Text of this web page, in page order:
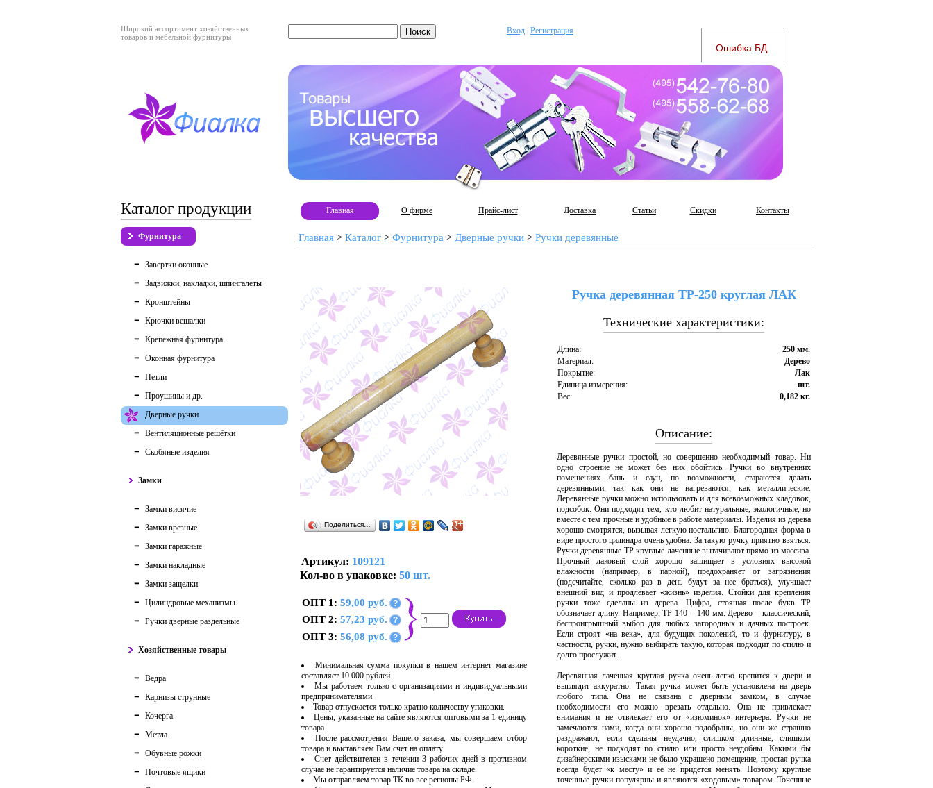
Широкий ассортимент хозяйственных
товаров и мебельной фурнитуры
Вход Регистрация
Каталог продукции
Фурнитура
Завертки оконные
Задвижки, накладки, шпингалеты
Кронштейны
Крючки вешалки
Крепежная фурнитура
Оконная фурнитура
Петли
Проушины и др.
Дверные ручки
Вентиляционные решётки
Скобяные изделия
Замки
Замки висячие
Замки врезные
Замки гаражные
Замки накладные
Замки защелки
Цилиндровые механизмы
Ручки дверные раздельные
Хозяйственные товары
Ведра
Карнизы струнные
Кочерга
Метла
Обувные рожки
Почтовые ящики
Главная О фирме Прайс-лист Доставка Статьи Скидки Контакты
Главная > Каталог > Фурнитура > Дверные ручки > Ручки деревянные
Поделиться…
Артикул: 109121
Кол-во в упаковке: 50 шт.
ОПТ 1: 59,00 руб. ?
ОПТ 2: 57,23 руб. ?
ОПТ 3: 56,08 руб. ?
Минимальная сумма покупки в нашем интернет магазине
составляет 10 000 рублей.
Мы работаем только с организациями и индивидуальными
предпринимателями.
Товар отпускается только кратно количеству упаковки.
Цены, указанные на сайте являются оптовыми за 1 единицу
товара.
После рассмотрения Вашего заказа, мы совершаем отбор
товара и выставляем Вам счет на оплату.
Счет действителен в течении 3 рабочих дней в противном
случае не гарантируется наличие товара на складе.
Мы отправляем товар ТК во все регионы РФ.
Ручка деревянная ТР-250 круглая ЛАК
Технические характеристики:
Длина:
250 мм.
Материал:
Дерево
Покрытие:
Лак
Единица измерения:
шт.
Вес:
0,182 кг.
Описание:
Деревянные ручки простой, но совершенно необходимый товар. Ни
одно строение не может без них обойтись. Ручки во внутренних
помещениях бань и саун, по возможности, стараются делать
деревянными, так как они не нагреваются, как металлические.
Деревянные ручки можно использовать и для всевозможных кладовок,
подсобок. Они подходят тем, кто любит натуральные, экологичные, но
вместе с тем прочные и удобные в работе материалы. Изделия из дерева
хорошо смотрятся, вызывая легкую ностальгию. Благородная форма в
виде простого цилиндра очень удобна. За такую ручку приятно взяться.
Ручки деревянные ТР круглые лаченные вытачивают прямо из массива.
Прочный лаковый слой хорошо защищает в условиях высокой
влажности (например, в парной), предохраняет от загрязнения
(подсчитайте, сколько раз в день будут за нее браться), улучшает
внешний вид и продлевает «жизнь» изделия. Стойки для крепления
ручки тоже сделаны из дерева. Цифра, стоящая после букв ТР
обозначает длину. Например, ТР-140 – 140 мм. Дерево – классический,
беспроигрышный выбор для любых загородных и дачных построек.
Если строят «на века», для будущих поколений, то и фурнитуру, в
частности, ручки, нужно выбирать такую, которая подходит по стилю и
долго прослужит.
Деревянная лаченная круглая ручка очень легко крепится к двери и
выглядит аккуратно. Такая ручка может быть установлена на дверь
любого типа. Она не связана с дверным замком, в случае
необходимости его можно врезать отдельно. Она не привлекает
внимания и не отвлекает его от «изюминок» интерьера. Ручки не
замечаются нами, когда они хорошо подобраны, но они же страшно
раздражают, если сделаны неудачно, слишком длинные, слишком
короткие, не подходят по стилю или просто неудобны. Какими бы
дизайнерскими изысками не было украшено помещение, простая ручка
всегда будет «к месту» и ее не придется менять. Поэтому круглые
точенные ручки популярны и являются «ходовым» товаром. Точенные